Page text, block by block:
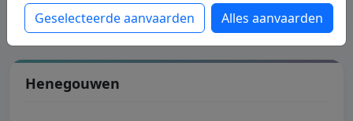
Bakkers Vlaanderen
Henegouwen
Geselecteerde aanvaarden Alles aanvaarden